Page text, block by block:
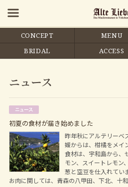
CONCEPT MENU
BRIDAL
ACCESS
ニュース
初夏の食材が届き始めました
昨年秋にアルテリーベ
媛からは、柑橘をメイ
食材は、宇和島から、
モン、スイートレモン
葱と空豆を仕入れてい
お肉に関しては、青森の八甲田、下北、十